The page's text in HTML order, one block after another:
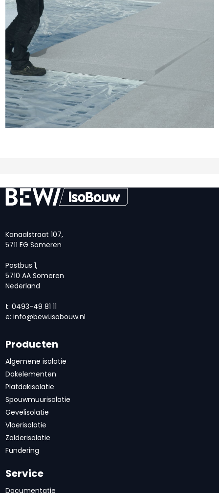
Kanaalstraat 107,
5711 EG Someren
Postbus 1,
5710 AA Someren
Nederland
t: 0493-49 81 11
e: info@bewi.isobouw.nl
Producten
Algemene isolatie
Dakelementen
Platdakisolatie
Spouwmuurisolatie
Gevelisolatie
Vloerisolatie
Zolderisolatie
Fundering
Service
Documentatie